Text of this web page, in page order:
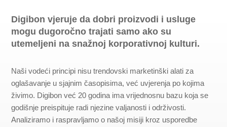
Digibon vjeruje da dobri proizvodi i usluge
mogu dugoročno trajati samo ako su
utemeljeni na snažnoj korporativnoj kulturi.
Naši vodeći principi nisu trendovski marketinški alati za
oglašavanje u sjajnim časopisima, već uvjerenja po kojima
živimo. Digibon već 20 godina ima vrijednosnu bazu koja se
godišnje preispituje radi njezine valjanosti i održivosti.
Analiziramo i raspravljamo o našoj misiji kroz usporedbe